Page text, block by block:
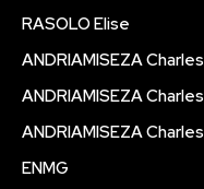
RASOLO Elise
ANDRIAMISEZA Charles
ANDRIAMISEZA Charles
ANDRIAMISEZA Charles
ENMG